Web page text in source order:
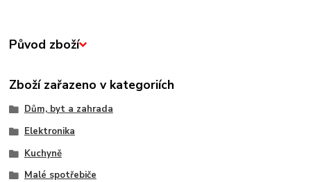
Původ zboží
Zboží zařazeno v kategoriích
Dům, byt a zahrada
Elektronika
Kuchyně
Malé spotřebiče